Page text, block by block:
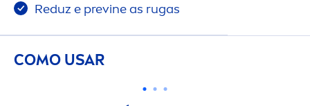
Reduz e previne as rugas
COMO USAR